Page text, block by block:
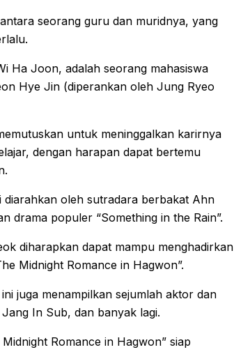
seorang guru dan muridnya, yang
Ha Joon, adalah seorang mahasiswa
Hye Jin (diperankan oleh Jung Ryeo
untuk meninggalkan karirnya
dengan harapan dapat bertemu
oleh sutradara berbakat Ahn
drama populer “Something in the Rain”.
diharapkan dapat mampu menghadirkan
Midnight Romance in Hagwon”.
juga menampilkan sejumlah aktor dan
In Sub, dan banyak lagi.
Romance in Hagwon” siap